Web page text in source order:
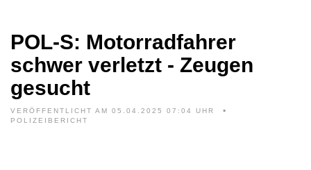
POL-S: Motorradfahrer
schwer verletzt - Zeugen
gesucht
VERÖFFENTLICHT AM 05.04.2025 07:04 UHR
POLIZEIBERICHT